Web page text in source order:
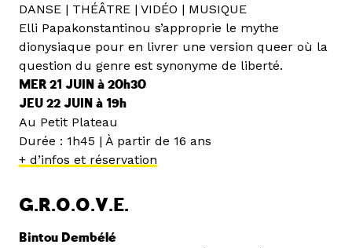
DANSE | THÉÂTRE | VIDÉO | MUSIQUE
Elli Papakonstantinou s’approprie le mythe
dionysiaque pour en livrer une version queer où la
question du genre est synonyme de liberté.
MER 21 JUIN à 20h30
JEU 22 JUIN à 19h
Au Petit Plateau
Durée : 1h45 | À partir de 16 ans
+ d’infos et réservation
G.R.O.O.V.E.
Bintou Dembélé